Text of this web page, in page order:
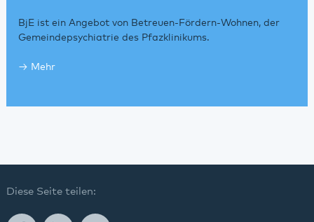
BjE ist ein Angebot von Betreuen-Fördern-Wohnen, der
Gemeindepsychiatrie des Pfazklinikums.
Mehr
Diese Seite teilen: